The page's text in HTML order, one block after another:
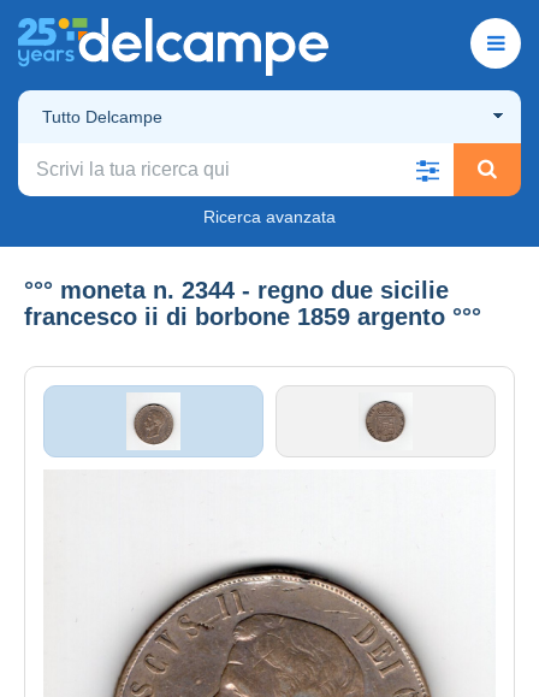
Tutto Delcampe
Ricerca avanzata
°°° moneta n. 2344 - regno due sicilie
francesco ii di borbone 1859 argento °°°